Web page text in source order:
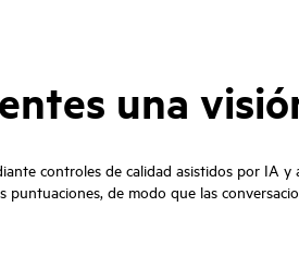
una
controles de calidad asistidos por IA
puntuaciones, de modo que las